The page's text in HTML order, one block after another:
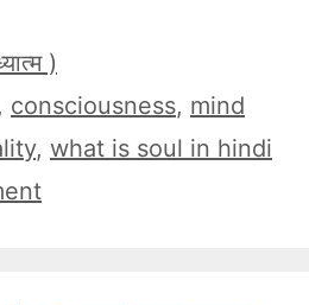
)
, consciousness, mind
, what is soul in hindi